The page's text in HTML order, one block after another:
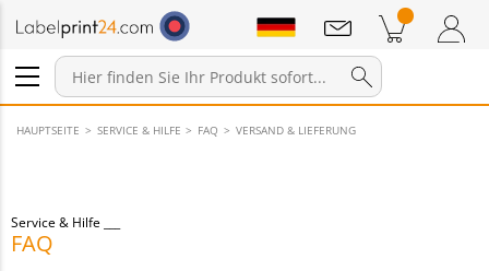
Anmelden / Registrieren
Warenkorb Zum Warenkorb
Mitteilungen
HAUPTSEITE SERVICE & HILFE FAQ VERSAND & LIEFERUNG
Service & Hilfe
FAQ